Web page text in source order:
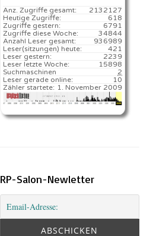
2132127
Anz. Zugriffe gesamt:
618
Heutige Zugriffe:
6791
Zugriffe gestern:
34844
Zugriffe diese Woche:
936989
Anzahl Leser gesamt:
421️
Leser(sitzungen) heute:
2239
Leser gestern:
15898️
Leser letzte Woche:
2
Suchmaschinen
10
Leser gerade online:
1. November 2009
Zähler startete:
RP-Salon-Newletter